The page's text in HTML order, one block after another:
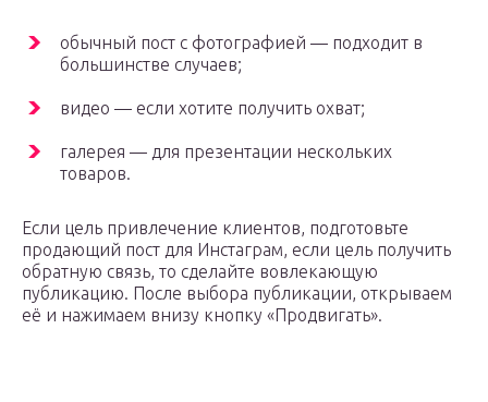
обычный пост с фотографией — подходит в
большинстве случаев;
видео — если хотите получить охват;
галерея — для презентации нескольких
товаров.
Если цель привлечение клиентов, подготовьте
продающий пост для Инстаграм, если цель получить
обратную связь, то сделайте вовлекающую
публикацию. После выбора публикации, открываем
её и нажимаем внизу кнопку «Продвигать».